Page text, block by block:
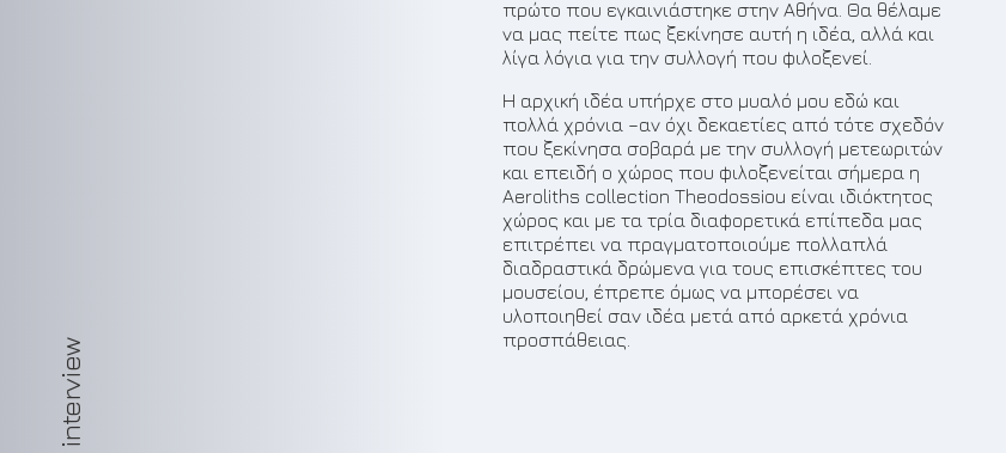
interview
Η αρχική ιδέα υπήρχε στο μυαλό μου εδώ και
πολλά χρόνια –αν όχι δεκαετίες από τότε σχεδόν
που ξεκίνησα σοβαρά με την συλλογή μετεωριτών
και επειδή ο χώρος που φιλοξενείται σήμερα η
Aeroliths collection Theodossiou είναι ιδιόκτητος
χώρος και με τα τρία διαφορετικά επίπεδα μας
επιτρέπει να πραγματοποιούμε πολλαπλά
διαδραστικά δρώμενα για τους επισκέπτες του
μουσείου, έπρεπε όμως να μπορέσει να
υλοποιηθεί σαν ιδέα μετά από αρκετά χρόνια
προσπάθειας.
πρώτο που εγκαινιάστηκε στην Αθήνα. Θα θέλαμε
να μας πείτε πως ξεκίνησε αυτή η ιδέα, αλλά και
λίγα λόγια για την συλλογή που φιλοξενεί.